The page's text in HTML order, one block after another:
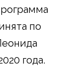
по
года.